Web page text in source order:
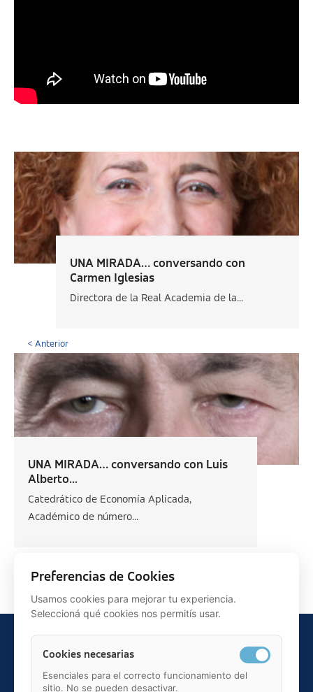
UNA MIRADA… conversando con
Carmen Iglesias
Directora de la Real Academia de la...
< Anterior
UNA MIRADA… conversando con Luis
Alberto...
Catedrático de Economía Aplicada,
Académico de número...
Preferencias de Cookies
Usamos cookies para mejorar tu experiencia.
Seleccioná qué cookies nos permitís usar.
Cookies necesarias
Esenciales para el correcto funcionamiento del
sitio. No se pueden desactivar.